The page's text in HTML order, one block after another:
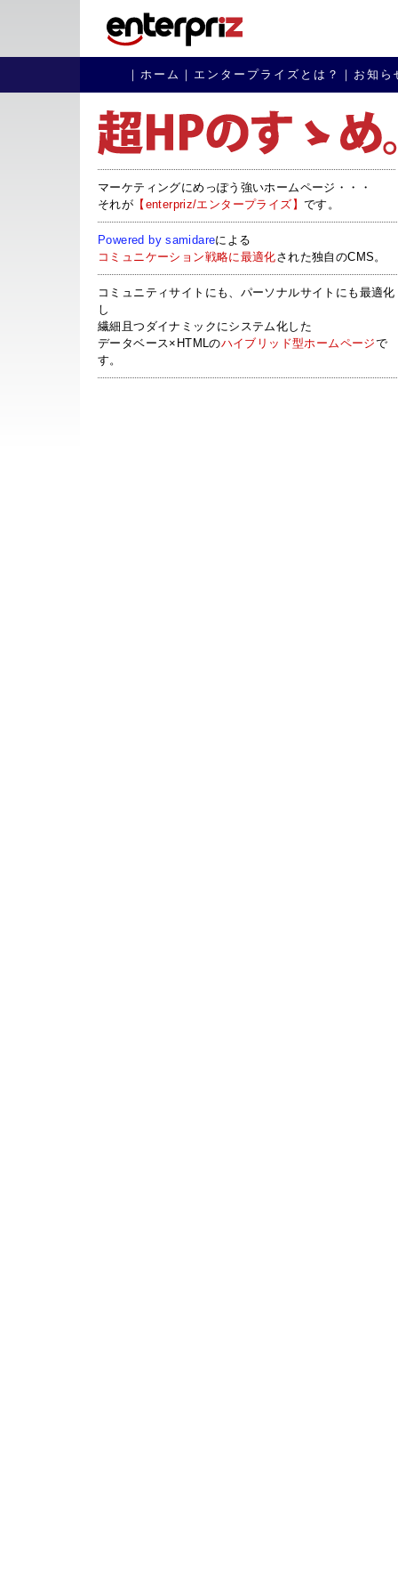
｜ ホーム ｜エンタープライズとは？｜お知
マーケティングにめっぽう強いホームページ・・・
それが 【enterpriz/エンタープライズ】 です。
Powered by samidareによる
コミュニケーション戦略に最適化された独自のCMS。
コミュニティサイトにも、パーソナルサイトにも最適化
し
繊細且つダイナミックにシステム化した
データベース×HTMLのハイブリッド型ホームページで
す。